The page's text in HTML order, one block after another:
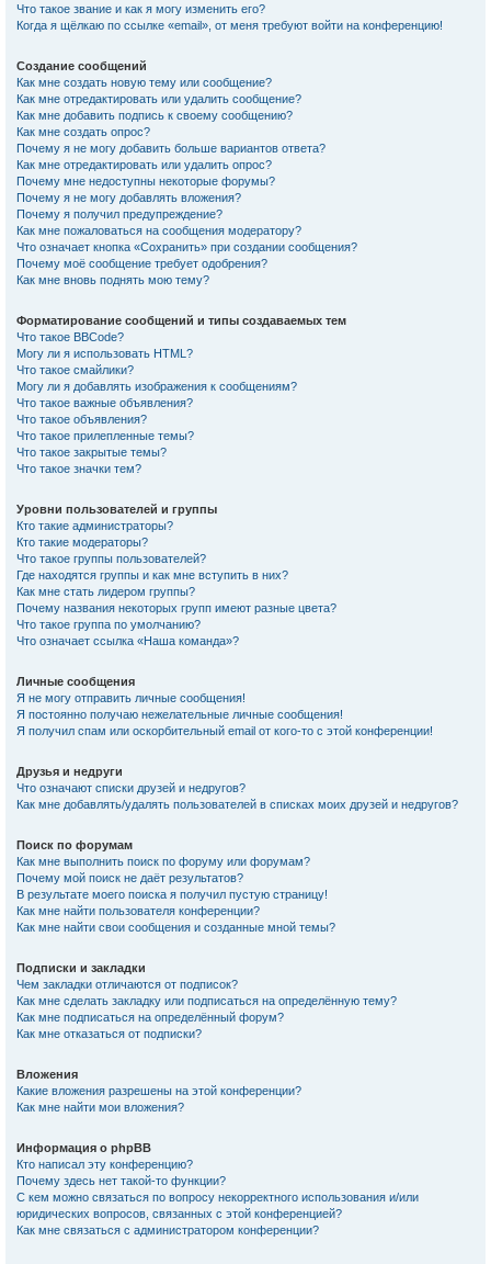
Что такое звание и как я могу изменить его?
Когда я щёлкаю по ссылке «email», от меня требуют войти на конференцию!
Создание сообщений
Как мне создать новую тему или сообщение?
Как мне отредактировать или удалить сообщение?
Как мне добавить подпись к своему сообщению?
Как мне создать опрос?
Почему я не могу добавить больше вариантов ответа?
Как мне отредактировать или удалить опрос?
Почему мне недоступны некоторые форумы?
Почему я не могу добавлять вложения?
Почему я получил предупреждение?
Как мне пожаловаться на сообщения модератору?
Что означает кнопка «Сохранить» при создании сообщения?
Почему моё сообщение требует одобрения?
Как мне вновь поднять мою тему?
Форматирование сообщений и типы создаваемых тем
Что такое BBCode?
Могу ли я использовать HTML?
Что такое смайлики?
Могу ли я добавлять изображения к сообщениям?
Что такое важные объявления?
Что такое объявления?
Что такое прилепленные темы?
Что такое закрытые темы?
Что такое значки тем?
Уровни пользователей и группы
Кто такие администраторы?
Кто такие модераторы?
Что такое группы пользователей?
Где находятся группы и как мне вступить в них?
Как мне стать лидером группы?
Почему названия некоторых групп имеют разные цвета?
Что такое группа по умолчанию?
Что означает ссылка «Наша команда»?
Личные сообщения
Я не могу отправить личные сообщения!
Я постоянно получаю нежелательные личные сообщения!
Я получил спам или оскорбительный email от кого-то с этой конференции!
Друзья и недруги
Что означают списки друзей и недругов?
Как мне добавлять/удалять пользователей в списках моих друзей и недругов?
Поиск по форумам
Как мне выполнить поиск по форуму или форумам?
Почему мой поиск не даёт результатов?
В результате моего поиска я получил пустую страницу!
Как мне найти пользователя конференции?
Как мне найти свои сообщения и созданные мной темы?
Подписки и закладки
Чем закладки отличаются от подписок?
Как мне сделать закладку или подписаться на определённую тему?
Как мне подписаться на определённый форум?
Как мне отказаться от подписки?
Вложения
Какие вложения разрешены на этой конференции?
Как мне найти мои вложения?
Информация о phpBB
Кто написал эту конференцию?
Почему здесь нет такой-то функции?
С кем можно связаться по вопросу некорректного использования и/или
юридических вопросов, связанных с этой конференцией?
Как мне связаться с администратором конференции?